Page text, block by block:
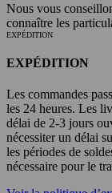
Nous vous
connaître les
EXPÉDITION
EXPÉDITION
Les commandes
les 24 heures. Les
délai de 2-3 jours
nécessiter un délai
les périodes de
nécessaire pour le